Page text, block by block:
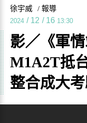
徐宇威 / 報導
2024 / 12 / 16 13:30
影／《軍
M1A2T抵
整合成大